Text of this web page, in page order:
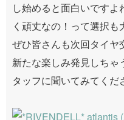
し始めると面白いです
く頑丈なの！って選択も
ぜひ皆さんも次回タイヤ
新たな楽しみ発見しちゃ
タッフに聞いてみてくだ